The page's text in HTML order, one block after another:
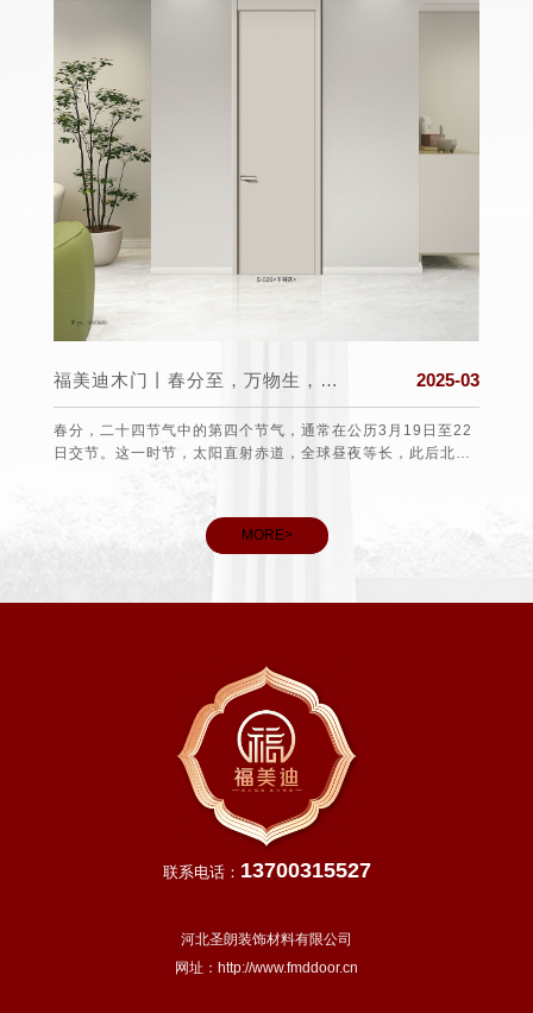
福美迪木门丨春分至，万物生，希望与美好同在! 2025-03
春分，二十四节气中的第四个节气，通常在公历3月19日至22
日交节。这一时节，太阳直射赤道，全球昼夜等长，此后北半
沛，除青藏高原等高寒地区外，越冬作物进入生长旺季，田间
MORE>
联系电话： 13700315527
河北圣朗装饰材料有限公司
网址： http://www.fmddoor.cn